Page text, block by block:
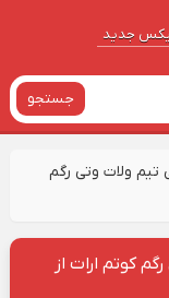
جدید
جستجو
تیم ولات وتی رگم
کوتم ارات از